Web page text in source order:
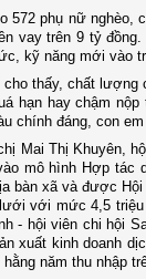
572 phụ nữ
vay trên 9 tỷ đồng.
kỹ năng mới vào
cho thấy, chất
hạn hay chậm
chính đáng, con
Mai Thị Khuyên,
mô hình Hợp
bàn xã và được
với mức 4,5 triệu
- hội viên chi hội
xuất kinh doanh
năm thu nhập